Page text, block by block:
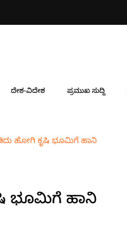
ದೇಶ-ವಿದೇಶ ಪ್ರಮುಖ ಸುದ್ದಿ
ಹೋಗಿ ಕೃಷಿ ಭೂಮಿಗೆ ಹಾನಿ
ಭೂಮಿಗೆ ಹಾನಿ